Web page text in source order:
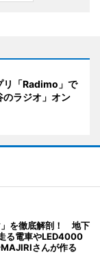
リ「Radimo」で
のラジオ」オン
」を徹底解剖！ 地下
る電車やLED4000
さんが作る